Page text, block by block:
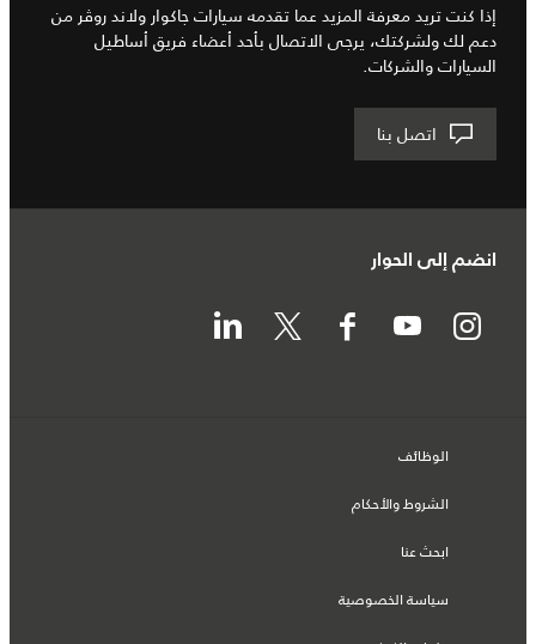
إذا كنت تريد معرفة المزيد عما تقدمه سيارات جاكوار ولاند روڤر من
دعم لك ولشركتك، يرجى الاتصال بأحد أعضاء فريق أساطيل
السيارات والشركات.
اتصل بنا
انضم إلى الحوار
الوظائف
الشروط والأحكام
ابحث عنا
سياسة الخصوصية